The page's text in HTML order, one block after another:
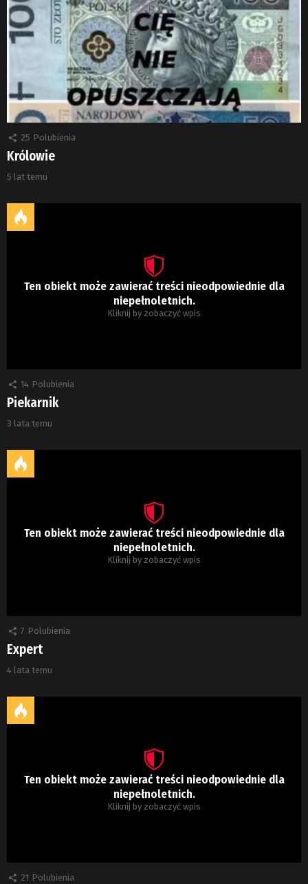
25 Polubienia
Królowie
5 lat temu
Ten obiekt może zawierać treści nieodpowiednie dla
niepełnoletnich.
Kliknij by zobaczyć wpis
14 Polubienia
Piekarnik
3 lata temu
Ten obiekt może zawierać treści nieodpowiednie dla
niepełnoletnich.
Kliknij by zobaczyć wpis
7 Polubienia
Expert
4 lata temu
Ten obiekt może zawierać treści nieodpowiednie dla
niepełnoletnich.
Kliknij by zobaczyć wpis
21 Polubienia